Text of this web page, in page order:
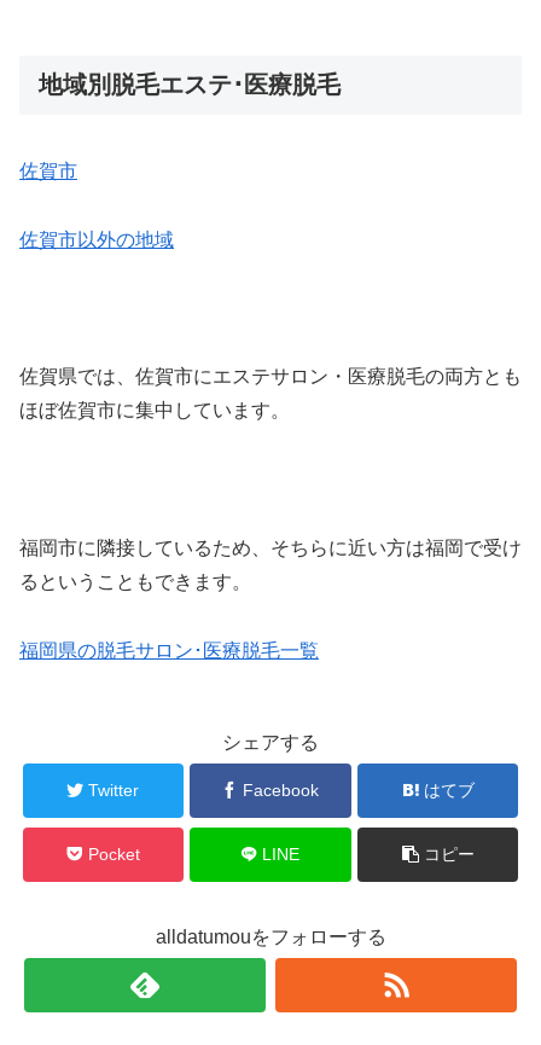
地域別脱毛エステ･医療脱毛
佐賀市
佐賀市以外の地域
佐賀県では、佐賀市にエステサロン・医療脱毛の両方とも
ほぼ佐賀市に集中しています。
福岡市に隣接しているため、そちらに近い方は福岡で受け
るということもできます。
福岡県の脱毛サロン･医療脱毛一覧
シェアする
Twitter Facebook はてブ
Pocket LINE コピー
alldatumouをフォローする